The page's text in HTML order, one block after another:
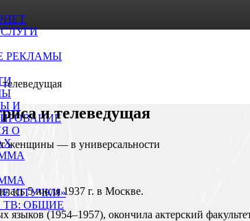
РЕКЛАМЫ
И
О
ШТУЧКИ»
ОБЩИЕ
и телеведущая
женщины — в универсальности
5 июля 1937 г. в Москве.
языков (1954–1957), окончила актерский